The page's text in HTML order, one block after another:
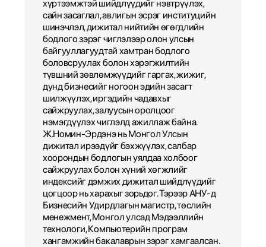
хүртээмжтэй шийдлүүдийг нэвтрүүлэх,
сайн засаглал, авлигын эсрэг институцийн
шинэчлэл, дижитал нийтийн өгөгдлийн
бодлого зэрэг чиглэлээр олон улсын
байгууллагуудтай хамтран бодлого
боловсруулах болон хэрэгжилтийн
түвшний зөвлөмжүүдийг гаргах, жижиг,
дунд бизнесийг ногоон эдийн засагт
шилжүүлэх, иргэдийн чадавхыг
сайжруулах, залуусын оролцоог
нэмэгдүүлэх чиглэлд ажиллаж байна.
Ж.Номин-Эрдэнэ нь Монгол Улсын
дижитал ирээдүйг бэхжүүлэх, салбар
хоорондын бодлогын уялдаа холбоог
сайжруулах болон хүний хөгжлийг
индексийг дэмжих дижитал шийдлүүдийг
цогцоор нь харахыг зорьдог. Тэрээр АНУ-д
Бизнесийн Удирдлагын магистр, төслийн
менежмент, Монгол улсад Мэдээллийн
технологи, Компьютерийн програм
хангамжийн бакалаврын зэрэг хамгаалсан.